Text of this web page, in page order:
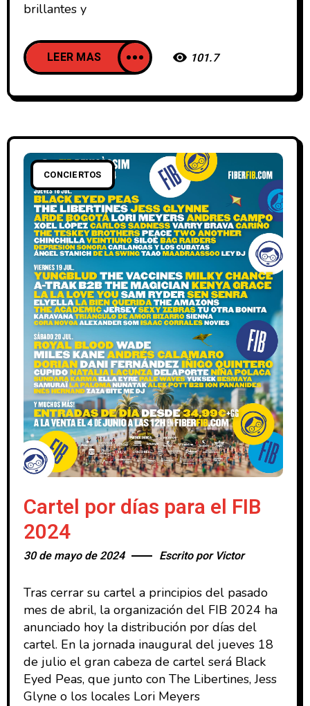
brillantes y
LEER MAS 101.7
CONCIERTOS
Cartel por días para el FIB
2024
30 de mayo de 2024 Escrito por Victor
Tras cerrar su cartel a principios del pasado
mes de abril, la organización del FIB 2024 ha
anunciado hoy la distribución por días del
cartel. En la jornada inaugural del jueves 18
de julio el gran cabeza de cartel será Black
Eyed Peas, que junto con The Libertines, Jess
Glyne o los locales Lori Meyers